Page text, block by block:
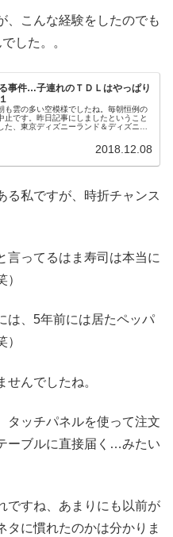
、こんな経験をしたのでも
した。。
事件…子連れのＴＤＬはやっぱり
も雲の多い空模様でしたね。毎朝恒例の
止です。昨日記事にしましたということ
た、東京ディズニーランド＆ディズニー
2018.12.08
る私ですが、時折チャンス
言ってるはま寿司は本当に
は、5年前には居たペッパ
んでしたね。
タッチパネルを使って注文
ーブルに直接届く…みたい
ですね、あまりにも以前が
タに慣れたのかは分かりま